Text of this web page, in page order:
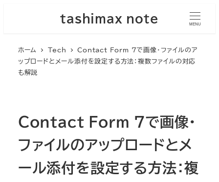
tashimax note MENU
ホーム Tech
Contact Form 7で画像・ファイルのア
ップロードとメール添付を設定する方法：複数ファイルの対応
も解説
Contact Form 7で画像・
ファイルのアップロードとメ
ール添付を設定する方法：複